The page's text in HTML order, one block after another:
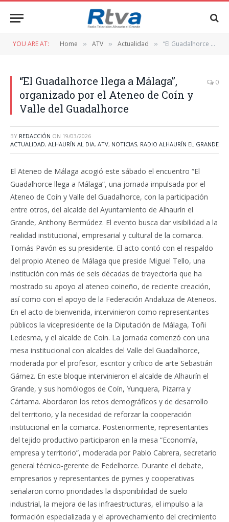
YOU ARE AT: Home » ATV » Actualidad » “El Guadalhorce llega a Málaga”, organizado por el Ateneo de Coín y Valle del Guadalhorce
“El Guadalhorce llega a Málaga”,
organizado por el Ateneo de Coín y
Valle del Guadalhorce
0
BY REDACCIÓN ON 19/03/2026
ACTUALIDAD, ALHAURÍN AL DIA, ATV, NOTICIAS, RADIO ALHAURÍN EL GRANDE
El Ateneo de Málaga acogió este sábado el encuentro “El
Guadalhorce llega a Málaga”, una jornada impulsada por el
Ateneo de Coín y Valle del Guadalhorce, con la participación
entre otros, del alcalde del Ayuntamiento de Alhaurín el
Grande, Anthony Bermúdez. El evento busca dar visibilidad a la
realidad institucional, empresarial y cultural de la comarca.
Tomás Pavón es su presidente. El acto contó con el respaldo
del propio Ateneo de Málaga que preside Miguel Tello, una
institución con más de seis décadas de trayectoria que ha
mostrado su apoyo al ateneo coineño, de reciente creación,
así como con el apoyo de la Federación Andaluza de Ateneos.
En el acto de bienvenida, intervinieron como representantes
públicos la vicepresidente de la Diputación de Málaga, Toñi
Ledesma, y el alcalde de Coín. La jornada comenzó con una
mesa institucional con alcaldes del Valle del Guadalhorce,
moderada por el profesor, escritor y crítico de arte Sebastián
Gámez. En este bloque intervinieron el alcalde de Alhaurín el
Grande, y sus homólogos de Coín, Yunquera, Pizarra y
Cártama. Abordaron los retos demográficos y de desarrollo
del territorio, y la necesidad de reforzar la cooperación
institucional en la comarca. Posteriormente, representantes
del tejido productivo participaron en la mesa “Economía,
empresa y territorio”, moderada por Pablo Cabrera, secretario
general técnico-gerente de Fedelhorce. Durante el debate,
empresarios y representantes de pymes y cooperativas
señalaron como prioridades la disponibilidad de suelo
industrial, la mejora de las infraestructuras, el impulso a la
formación especializada y el aprovechamiento del crecimiento